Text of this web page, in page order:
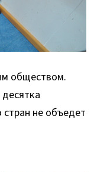
обществом.
не объедет